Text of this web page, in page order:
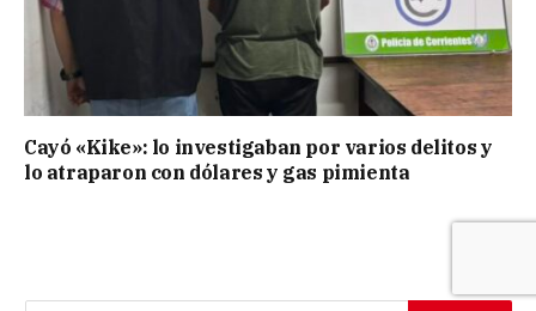
Cayó «Kike»: lo investigaban por varios delitos y
lo atraparon con dólares y gas pimienta